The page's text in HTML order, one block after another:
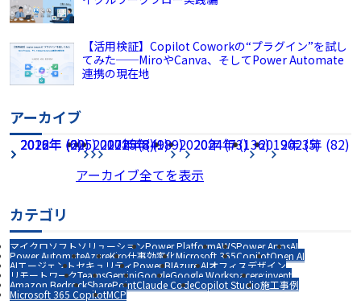
【活用検証】Copilot Coworkの“プラグイン”を試し
てみた──MiroやCanva、そしてPower Automate
連携の現在地
アーカイブ
2026年 (225) 2025年 (189) 2024年 (136) 2023年 (82)
2022年 (60) 2021年 (49) 2020年 (73) 2019年 (5)
2018年 (2) 2017年 (8)
アーカイブ全てを表示
カテゴリ
マイクロソフトソリューションPower PlatformAWSPower AppsAI
Power AutomateAzureKiro仕事効率化Microsoft 365CopilotOpen AI
AIエージェントセキュリティPower BIAzure AIオフィスデザイン
リモートワークTeamsGeminiGoogleGoogle Workspacere:invent
Amazon BedrockSharePointClaude CodeCopilot Studio施工事例
Microsoft 365 CopilotMCP